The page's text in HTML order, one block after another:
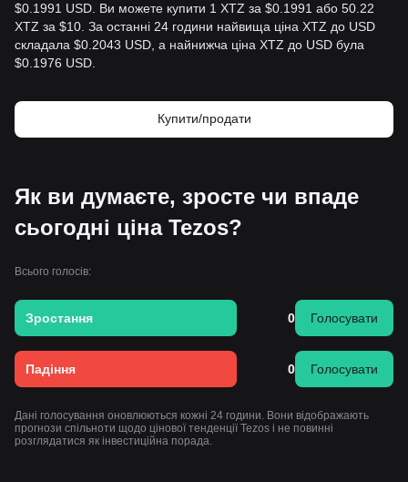
$0.1991 USD. Ви можете купити 1 XTZ за $0.1991 або 50.22
XTZ за $10. За останні 24 години найвища ціна XTZ до USD
складала $0.2043 USD, а найнижча ціна XTZ до USD була
$0.1976 USD.
Купити/продати
Як ви думаєте, зросте чи впаде
сьогодні ціна Tezos?
Всього голосів:
Зростання 0 Голосувати
Падіння 0 Голосувати
Дані голосування оновлюються кожні 24 години. Вони відображають
прогнози спільноти щодо цінової тенденції Tezos і не повинні
розглядатися як інвестиційна порада.